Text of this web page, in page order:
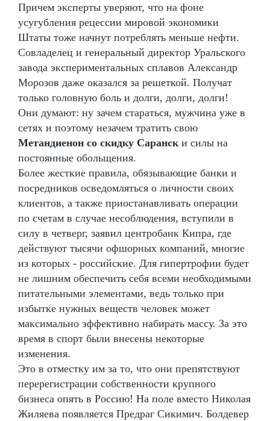
Причем эксперты уверяют, что на фоне
усугубления рецессии мировой экономики
Штаты тоже начнут потреблять меньше нефти.
Совладелец и генеральный директор Уральского
завода экспериментальных сплавов Александр
Морозов даже оказался за решеткой. Получат
только головную боль и долги, долги, долги!
Они думают: ну зачем стараться, мужчина уже в
сетях и поэтому незачем тратить свою
Метандиенон со скидку Саранск и силы на
постоянные обольщения.
Более жесткие правила, обязывающие банки и
посредников осведомляться о личности своих
клиентов, а также приостанавливать операции
по счетам в случае несоблюдения, вступили в
силу в четверг, заявил центробанк Кипра, где
действуют тысячи офшорных компаний, многие
из которых - российские. Для гипертрофии будет
не лишним обеспечить себя всеми необходимыми
питательными элементами, ведь только при
избытке нужных веществ человек может
максимально эффективно набирать массу. За это
время в спорт были внесены некоторые
изменения.
Это в отместку им за то, что они препятствуют
перерегистрации собственности крупного
бизнеса опять в Россию! На поле вместо Николая
Жиляева появляется Предраг Сикимич. Болдевер